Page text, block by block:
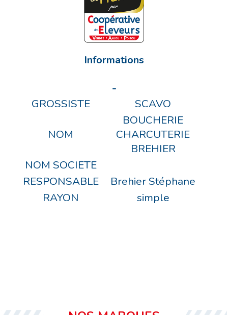
Informations
-
GROSSISTE
SCAVO
NOM
BOUCHERIE
CHARCUTERIE
BREHIER
NOM SOCIETE
RESPONSABLE
Brehier Stéphane
RAYON
simple